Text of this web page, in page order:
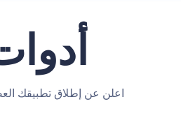
اعلن عن إطلاق تطبيقك